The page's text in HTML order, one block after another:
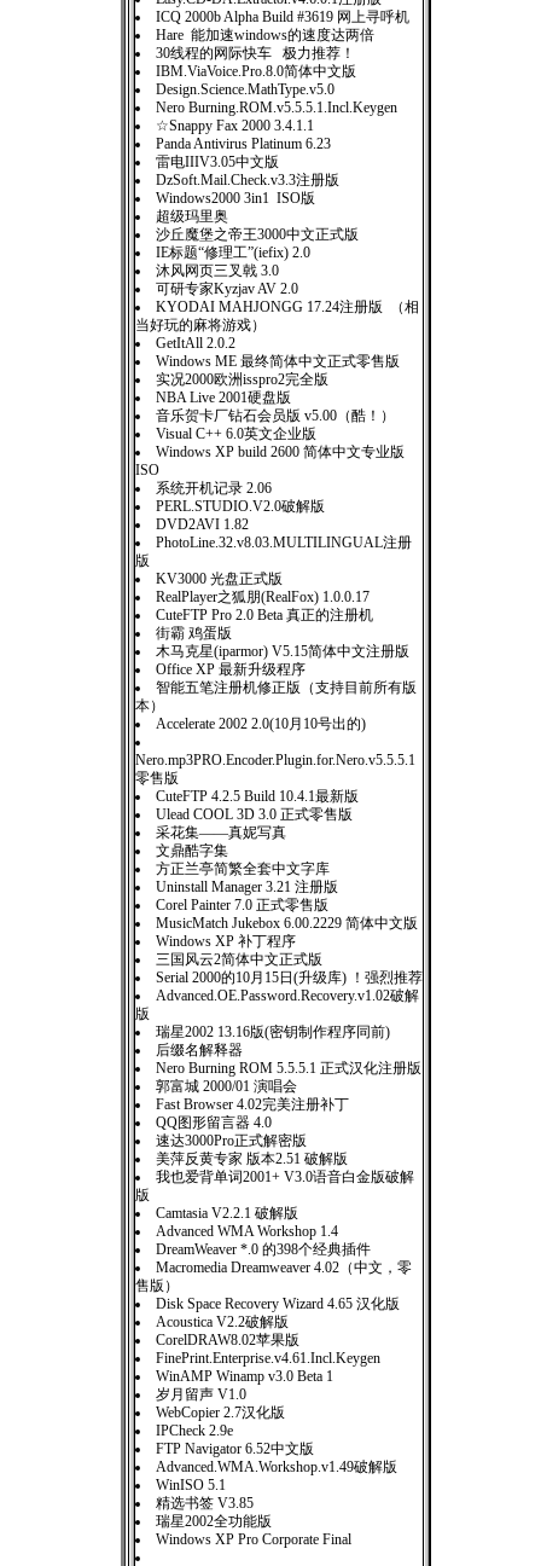
ICQ 2000b Alpha Build #3619 网上寻呼机
Hare 能加速windows的速度达两倍
30线程的网际快车 极力推荐！
IBM.ViaVoice.Pro.8.0简体中文版
Design.Science.MathType.v5.0
Nero Burning.ROM.v5.5.5.1.Incl.Keygen
☆Snappy Fax 2000 3.4.1.1
Panda Antivirus Platinum 6.23
雷电IIIV3.05中文版
DzSoft.Mail.Check.v3.3注册版
Windows2000 3in1 ISO版
超级玛里奥
沙丘魔堡之帝王3000中文正式版
IE标题“修理工”(iefix) 2.0
沐风网页三叉戟 3.0
可研专家Kyzjav AV 2.0
KYODAI MAHJONGG 17.24注册版 （相
当好玩的麻将游戏）
GetItAll 2.0.2
Windows ME 最终简体中文正式零售版
实况2000欧洲isspro2完全版
NBA Live 2001硬盘版
音乐贺卡厂钻石会员版 v5.00（酷！）
Visual C++ 6.0英文企业版
Windows XP build 2600 简体中文专业版
ISO
系统开机记录 2.06
PERL.STUDIO.V2.0破解版
DVD2AVI 1.82
PhotoLine.32.v8.03.MULTILINGUAL注册
版
KV3000 光盘正式版
RealPlayer之狐朋(RealFox) 1.0.0.17
CuteFTP Pro 2.0 Beta 真正的注册机
街霸 鸡蛋版
木马克星(iparmor) V5.15简体中文注册版
Office XP 最新升级程序
智能五笔注册机修正版（支持目前所有版
本）
Accelerate 2002 2.0(10月10号出的)
Nero.mp3PRO.Encoder.Plugin.for.Nero.v5.5.5.1
零售版
CuteFTP 4.2.5 Build 10.4.1最新版
Ulead COOL 3D 3.0 正式零售版
采花集——真妮写真
文鼎酷字集
方正兰亭简繁全套中文字库
Uninstall Manager 3.21 注册版
Corel Painter 7.0 正式零售版
MusicMatch Jukebox 6.00.2229 简体中文版
Windows XP 补丁程序
三国风云2简体中文正式版
Serial 2000的10月15日(升级库) ！强烈推荐
Advanced.OE.Password.Recovery.v1.02破解
版
瑞星2002 13.16版(密钥制作程序同前)
后缀名解释器
Nero Burning ROM 5.5.5.1 正式汉化注册版
郭富城 2000/01 演唱会
Fast Browser 4.02完美注册补丁
QQ图形留言器 4.0
速达3000Pro正式解密版
美萍反黄专家 版本2.51 破解版
我也爱背单词2001+ V3.0语音白金版破解
版
Camtasia V2.2.1 破解版
Advanced WMA Workshop 1.4
DreamWeaver *.0 的398个经典插件
Macromedia Dreamweaver 4.02（中文，零
售版）
Disk Space Recovery Wizard 4.65 汉化版
Acoustica V2.2破解版
CorelDRAW8.02苹果版
FinePrint.Enterprise.v4.61.Incl.Keygen
WinAMP Winamp v3.0 Beta 1
岁月留声 V1.0
WebCopier 2.7汉化版
IPCheck 2.9e
FTP Navigator 6.52中文版
Advanced.WMA.Workshop.v1.49破解版
WinISO 5.1
精选书签 V3.85
瑞星2002全功能版
Windows XP Pro Corporate Final